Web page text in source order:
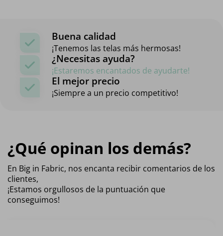
Buena calidad
¡Tenemos las telas más hermosas!
¿Necesitas ayuda?
¡Estaremos encantados de ayudarte!
El mejor precio
¡Siempre a un precio competitivo!
¿Qué opinan los demás?
En Big in Fabric, nos encanta recibir comentarios de los
clientes,
¡Estamos orgullosos de la puntuación que
conseguimos!